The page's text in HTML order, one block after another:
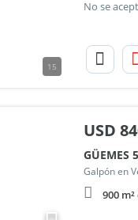
15
USD
GÜEMES
Galpón en
900